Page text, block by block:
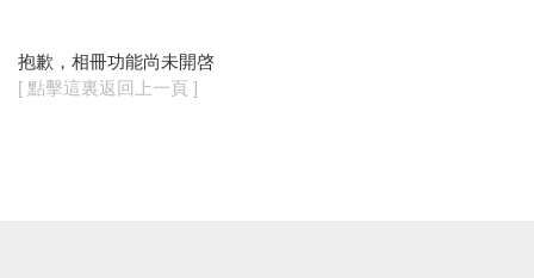
抱歉，相冊功能尚未開啓
[ 點擊這裏返回上一頁 ]